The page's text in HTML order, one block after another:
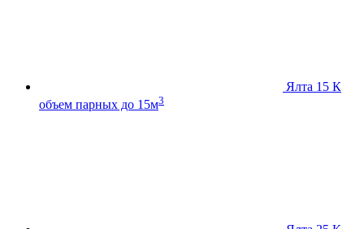
Ялта 15 К
объем парных до 15м3